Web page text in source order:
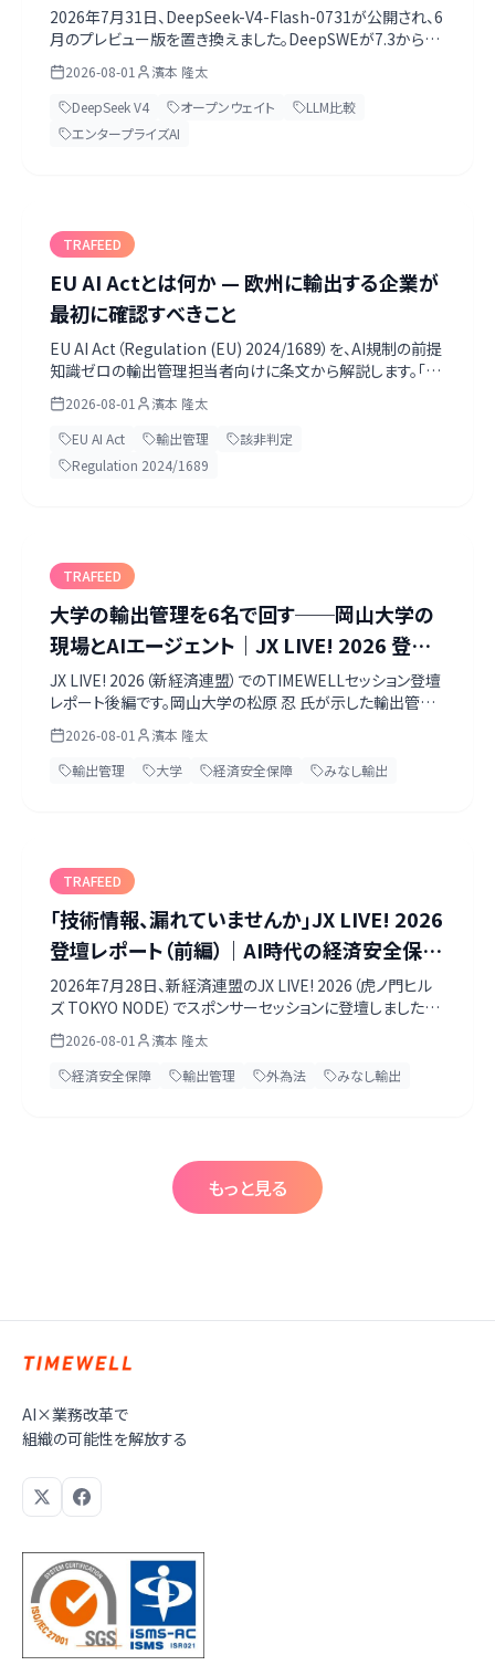
ンスのオープンウェイトを日本企業がどう扱う
か
2026年7月31日、DeepSeek-V4-Flash-0731が公開され、6
月のプレビュー版を置き換えました。DeepSWEが7.3から
54.4へ跳ねるなどエージェント性能が大きく伸び、重みごと
MITライセンスで配布されています。公式モデルカードの数値
を勝ち負け込みで読み解き、オンプレ運用の意味、そして見
解が分かれる主題での取り扱いとファインチューニングによ
2026-08-01
濱本 隆太
DeepSeek V4
オープンウェイト
LLM比較
エンタープライズAI
TRAFEED
EU AI Actとは何か — 欧州に輸出する企業が
最初に確認すべきこと
EU AI Act（Regulation (EU) 2024/1689）を、AI規制の前提
知識ゼロの輸出管理担当者向けに条文から解説します。「欧
州に輸出していれば全員対象」は誤りで、対象になるのは
Article 2が定める7類型のみ。自覚なくprovider・product
manufacturerに該当してしまう典型パターン、2026年8月2
日に実際に何が始まるのか、Digital
Omnibus（Regulation (EU) 2026/1744）による高リスク規
2026-08-01
濱本 隆太
EU AI Act
輸出管理
該非判定
Regulation 2024/1689
TRAFEED
大学の輸出管理を6名で回す──岡山大学の
現場とAIエージェント｜JX LIVE! 2026 登壇
レポート（後編）
JX LIVE! 2026（新経済連盟）でのTIMEWELLセッション登壇
レポート後編です。岡山大学の松原 忍 氏が示した輸出管理
の現場は、学生13,383人・教職員4,189人の組織を管理職1
名・専任1名・兼任4名の計6名で支え、事前確認シートは令
和6年度に合計2,337件。濃淡管理とスクリーニング平準化
2026-08-01
濱本 隆太
輸出管理
大学 経済安全保障 みなし輸出
TRAFEED
「技術情報、漏れていませんか」JX LIVE! 2026
登壇レポート（前編）｜AI時代の経済安全保障
と輸出管理の最前線
2026年7月28日、新経済連盟のJX LIVE! 2026（虎ノ門ヒル
ズ TOKYO NODE）でスポンサーセッションに登壇しました。
前編では、私が資料で説明した第1章「安全保障×AIのいま」
を当日のスライドつきで振り返ります。外為法の行政制裁と
法人重科、2026年11月10日に効力が戻る米国の50%ルー
2026-08-01
濱本 隆太
経済安全保障
輸出管理 外為法 みなし輸出
もっと見る
AI×業務改革で
組織の可能性を解放する